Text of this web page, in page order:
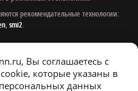
рекомендательные технологии:
,smi2.
правда»
Вы соглашаетесь с
которые указаны в
данных